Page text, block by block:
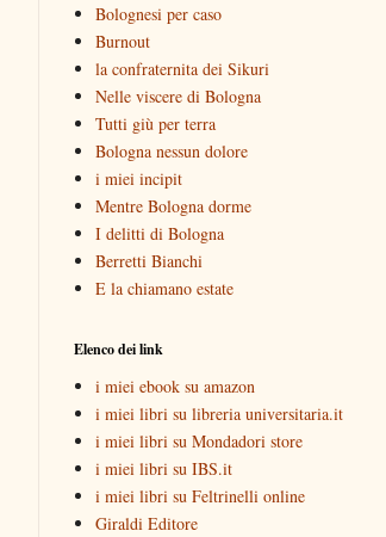
Bolognesi per caso
Burnout
la confraternita dei Sikuri
Nelle viscere di Bologna
Tutti giù per terra
Bologna nessun dolore
i miei incipit
Mentre Bologna dorme
I delitti di Bologna
Berretti Bianchi
E la chiamano estate
Elenco dei link
i miei ebook su amazon
i miei libri su libreria universitaria.it
i miei libri su Mondadori store
i miei libri su IBS.it
i miei libri su Feltrinelli online
Giraldi Editore